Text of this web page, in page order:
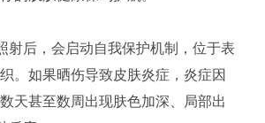
射后，会启动自我保护机制，位于表
。如果晒伤导致皮肤炎症，炎症因
天甚至数周出现肤色加深、局部出